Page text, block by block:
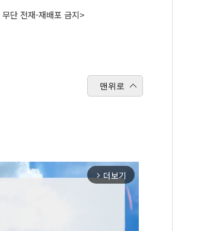
단 전재-재배포 금지>
맨위로
arrow_forward_ios 더보기